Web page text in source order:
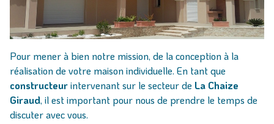
Pour mener à bien notre mission, de la conception à la
réalisation de votre maison individuelle. En tant que
constructeurintervenant sur le secteur de La Chaize
Giraud, il est important pour nous de prendre le temps de
discuter avec vous.